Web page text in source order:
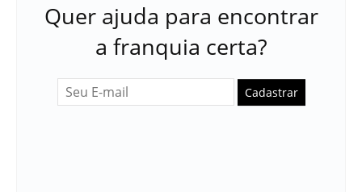
Quer ajuda para encontrar
a franquia certa?
Cadastrar